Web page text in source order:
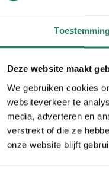
Deze website maakt
We gebruiken cookies
websiteverkeer te
media, adverteren en
verstrekt of die ze
onze website blijft
de
past bij jouw
om alles tegelijk
winst te
ten opzichte van